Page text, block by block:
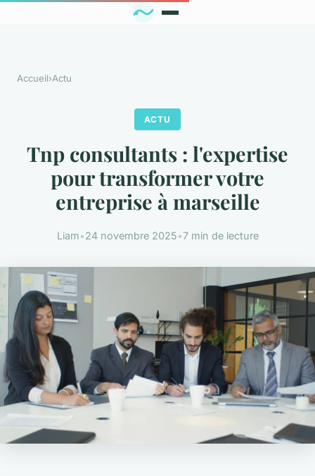
Accueil›Actu
ACTU
Tnp consultants : l'expertise
pour transformer votre
entreprise à marseille
Liam•24 novembre 2025•7 min de lecture